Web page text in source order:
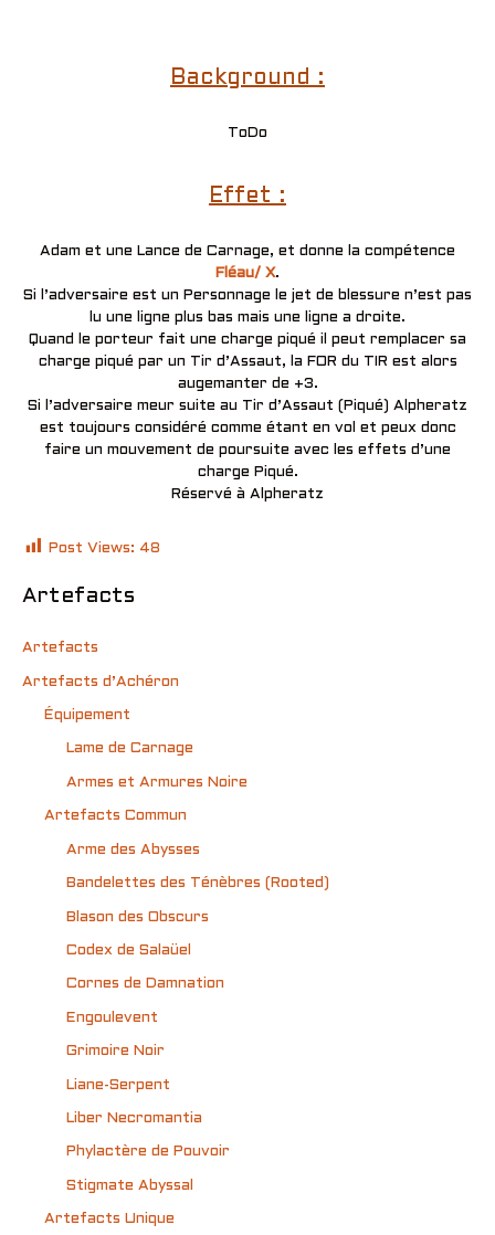
Background :
ToDo
Effet :
Adam et une Lance de Carnage, et donne la compétence
Fléau/ X.
Si l’adversaire est un Personnage le jet de blessure n’est pas
lu une ligne plus bas mais une ligne a droite.
Quand le porteur fait une charge piqué il peut remplacer sa
charge piqué par un Tir d’Assaut, la FOR du TIR est alors
augemanter de +3.
Si l’adversaire meur suite au Tir d’Assaut (Piqué) Alpheratz
est toujours considéré comme étant en vol et peux donc
faire un mouvement de poursuite avec les effets d’une
charge Piqué.
Réservé à Alpheratz
Post Views: 48
Artefacts
Artefacts
Artefacts d’Achéron
Équipement
Lame de Carnage
Armes et Armures Noire
Artefacts Commun
Arme des Abysses
Bandelettes des Ténèbres (Rooted)
Blason des Obscurs
Codex de Salaüel
Cornes de Damnation
Engoulevent
Grimoire Noir
Liane-Serpent
Liber Necromantia
Phylactère de Pouvoir
Stigmate Abyssal
Artefacts Unique